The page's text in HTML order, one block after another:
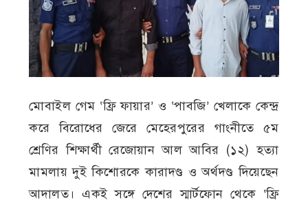
মোবাইল গেম ‘ফ্রি ফায়ার’ ও ‘পাবজি’ খেলাকে কেন্দ্র
করে বিরোধের জেরে মেহেরপুরের গাংনীতে ৫ম
শ্রেণির শিক্ষার্থী রেজোয়ান আল আবির (১২) হত্যা
মামলায় দুই কিশোরকে কারাদণ্ড ও অর্থদণ্ড দিয়েছেন
আদালত। একই সঙ্গে দেশের স্মার্টফোন থেকে ‘ফ্রি